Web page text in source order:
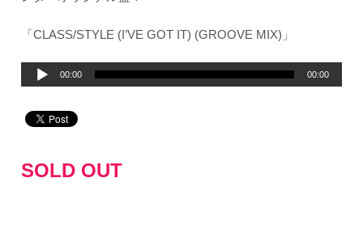
「CLASS/STYLE (I’VE GOT IT) (GROOVE MIX)」
プ
ヤ
00:00 00:00
SOLD OUT